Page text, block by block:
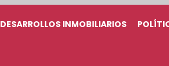
DESARROLLOS INMOBILIARIOS